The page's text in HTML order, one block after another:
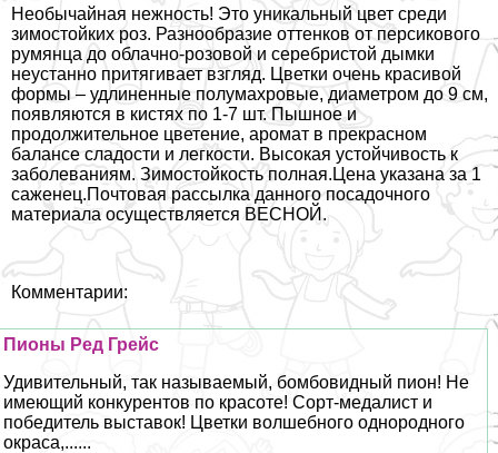
Необычайная нежность! Это уникальный цвет среди
зимостойких роз. Разнообразие оттенков от персикового
румянца до облачно-розовой и серебристой дымки
неустанно притягивает взгляд. Цветки очень красивой
формы – удлиненные полумахровые, диаметром до 9 см,
появляются в кистях по 1-7 шт. Пышное и
продолжительное цветение, аромат в прекрасном
балансе сладости и легкости. Высокая устойчивость к
заболеваниям. Зимостойкость полная.Цена указана за 1
саженец.Почтовая рассылка данного посадочного
материала осуществляется ВЕСНОЙ.
Комментарии:
Пионы Ред Грейс
Удивительный, так называемый, бомбовидный пион! Не
имеющий конкурентов по красоте! Сорт-медалист и
победитель выставок! Цветки волшебного однородного
окраса,......